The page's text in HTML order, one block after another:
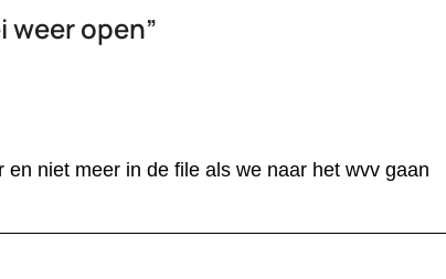
weer open”
niet meer in de file als we naar het wvv gaan